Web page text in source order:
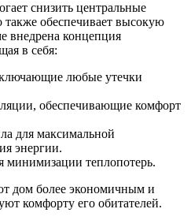
снизить центральные
также обеспечивает высокую
внедрена концепция
в себя:
любые утечки
обеспечивающие комфорт
для максимальной
энергии.
минимизации теплопотерь.
дом более экономичным и
комфорту его обитателей.